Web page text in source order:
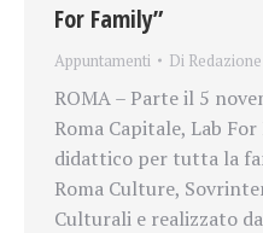
For Family”
Appuntamenti Di Redazione
ROMA – Parte il 5
Roma Capitale, Lab
didattico per tutta la
Roma Culture,
Culturali e realizzato